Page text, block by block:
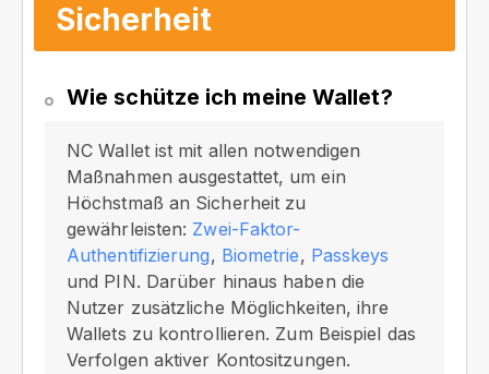
Sicherheit
Wie schütze ich meine Wallet?
NC Wallet ist mit allen notwendigen
Maßnahmen ausgestattet, um ein
Höchstmaß an Sicherheit zu
gewährleisten: Zwei-Faktor-
Authentifizierung, Biometrie, Passkeys
und PIN. Darüber hinaus haben die
Nutzer zusätzliche Möglichkeiten, ihre
Wallets zu kontrollieren. Zum Beispiel das
Verfolgen aktiver Kontositzungen.